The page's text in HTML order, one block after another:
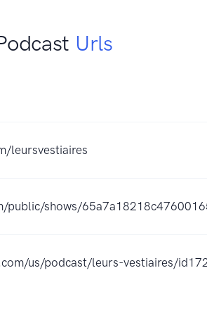
Urls
leursvestiaires
public/shows/
us/podcast/leurs-vestiaires/